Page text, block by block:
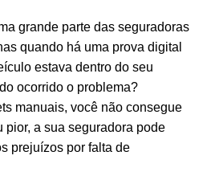
grande parte das seguradoras
quando há uma prova digital
estava dentro do seu
ocorrido o problema?
manuais, você não consegue
pior, a sua seguradora pode
prejuízos por falta de